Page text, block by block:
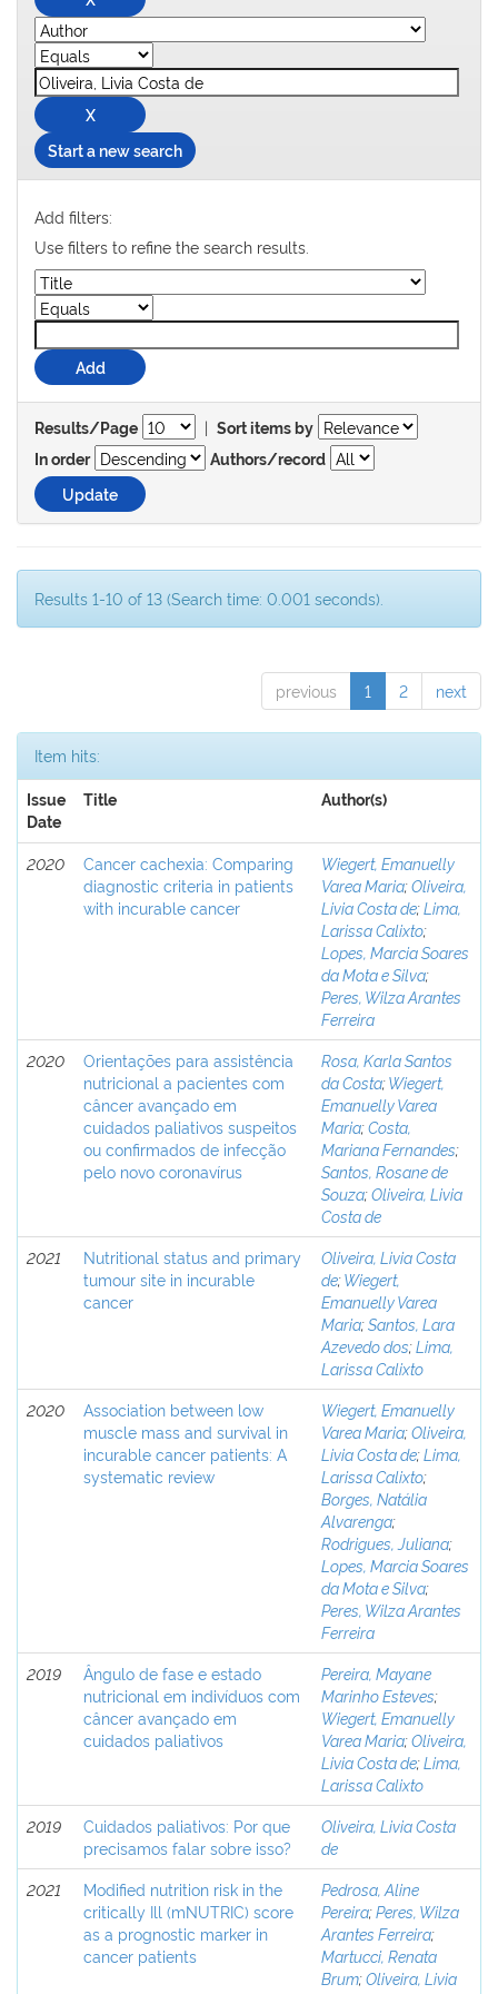
Start a new search
Add filters:
Use filters to refine the search results.
Results/Page | Sort items by
In order
Authors/record
Results 1-10 of 13 (Search time: 0.001 seconds).
previous 1 2 next
Item hits:
Issue
Date
Title Author(s)
2020
Cancer cachexia: Comparing
diagnostic criteria in patients
with incurable cancer
Wiegert, Emanuelly
Varea Maria;Oliveira,
Livia Costa de;Lima,
Larissa Calixto;
Lopes, Marcia Soares
da Mota e Silva;
Peres, Wilza Arantes
Ferreira
2020
Orientações para assistência
nutricional a pacientes com
câncer avançado em
cuidados paliativos suspeitos
ou confirmados de infecção
pelo novo coronavírus
Rosa, Karla Santos
da Costa;Wiegert,
Emanuelly Varea
Maria;Costa,
Mariana Fernandes;
Santos, Rosane de
Souza;Oliveira, Livia
Costa de
2021
Nutritional status and primary
tumour site in incurable
cancer
Oliveira, Livia Costa
de;Wiegert,
Emanuelly Varea
Maria;Santos, Lara
Azevedo dos;Lima,
Larissa Calixto
2020
Association between low
muscle mass and survival in
incurable cancer patients: A
systematic review
Wiegert, Emanuelly
Varea Maria;Oliveira,
Livia Costa de;Lima,
Larissa Calixto;
Borges, Natália
Alvarenga;
Rodrigues, Juliana;
Lopes, Marcia Soares
da Mota e Silva;
Peres, Wilza Arantes
Ferreira
2019
Ângulo de fase e estado
nutricional em indivíduos com
câncer avançado em
cuidados paliativos
Pereira, Mayane
Marinho Esteves;
Wiegert, Emanuelly
Varea Maria;Oliveira,
Livia Costa de;Lima,
Larissa Calixto
2019
Cuidados paliativos: Por que
precisamos falar sobre isso?
Oliveira, Livia Costa
de
2021
Modified nutrition risk in the
critically Ill (mNUTRIC) score
as a prognostic marker in
cancer patients
Pedrosa, Aline
Pereira;Peres, Wilza
Arantes Ferreira;
Martucci, Renata
Brum;Oliveira, Livia